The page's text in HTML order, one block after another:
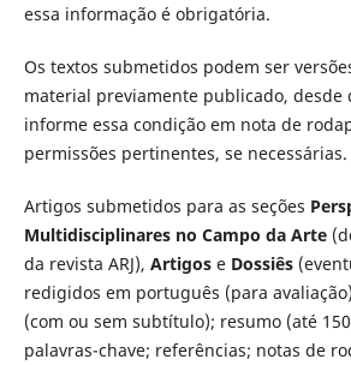
essa informação é obrigatória.
Os textos submetidos podem ser
material previamente publicado, desde
informe essa condição em nota de
permissões pertinentes, se necessárias.
Artigos submetidos para as seções
Multidisciplinares no Campo da Arte
da revista ARJ), Artigose Dossiês
redigidos em português (para
(com ou sem subtítulo); resumo (até
palavras-chave; referências; notas de